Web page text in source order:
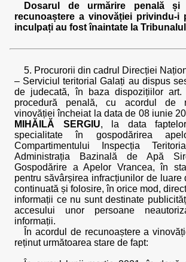
Dosarul de urmărire penală și
recunoaștere a vinovăției privindu-i
inculpați au fost înaintate la
5. Procurorii din cadrul Direcției
– Serviciul teritorial Galați au dispus
de judecată, în baza dispozițiilor art.
procedură penală, cu acordul de
vinovăției încheiat la data de 08 iunie
MIHĂILĂ SERGIU, la data
specialitate în gospodărirea
Compartimentului Inspecția
Administrația Bazinală de Apă
Gospodărire a Apelor Vrancea, în
pentru săvârșirea infracțiunilor de luare
continuată și folosire, în orice mod,
informații ce nu sunt destinate
accesului unor persoane
informații.
În acordul de recunoaștere a
reținut următoarea stare de fapt: